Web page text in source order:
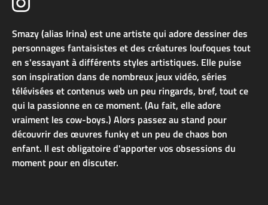
Smazy (alias Irina) est une artiste qui adore dessiner des
personnages fantaisistes et des créatures loufoques tout
en s'essayant à différents styles artistiques. Elle puise
son inspiration dans de nombreux jeux vidéo, séries
télévisées et contenus web un peu ringards, bref, tout ce
qui la passionne en ce moment. (Au fait, elle adore
vraiment les cow-boys.) Alors passez au stand pour
découvrir des œuvres funky et un peu de chaos bon
enfant. Il est obligatoire d'apporter vos obsessions du
moment pour en discuter.